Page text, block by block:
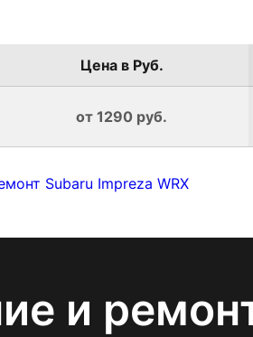
Цена в Руб.
от 1290 руб.
Subaru Impreza WRX
и